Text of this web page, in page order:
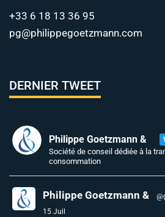
+33 6 18 13 36 95
pg@philippegoetzmann.com
DERNIER TWEET
Philippe Goetzmann &
Société de conseil dédiée à la
consommation
Philippe Goetzmann &
15 Juil